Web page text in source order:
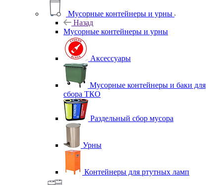
Мусорные контейнеры и урны
Назад
Мусорные контейнеры и урны
Аксессуары
Мусорные контейнеры и баки для
сбора ТКО
Раздельный сбор мусора
Урны
Контейнеры для ртутных ламп